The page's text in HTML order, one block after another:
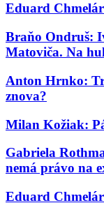
Eduard
Braňo Ondruš:
Matoviča. Na
Anton Hrnko:
znova?
Milan Kožiak:
Gabriela
nemá právo na
Eduard